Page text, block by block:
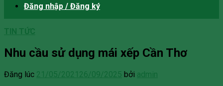
Đăng nhập / Đăng ký
TIN TỨC
Nhu cầu sử dụng mái xếp Cần Thơ
Đăng lúc 21/05/2021 26/09/2025 bởi admin